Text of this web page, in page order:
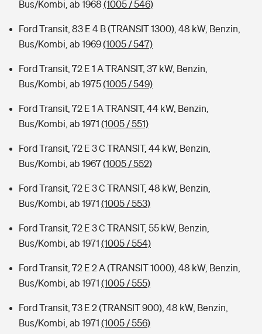
Bus/Kombi, ab 1968 (1005 / 546)
Ford Transit, 83 E 4 B (TRANSIT 1300), 48 kW, Benzin,
Bus/Kombi, ab 1969(1005 / 547)
Ford Transit, 72 E 1 A TRANSIT, 37 kW, Benzin,
Bus/Kombi, ab 1975(1005 / 549)
Ford Transit, 72 E 1 A TRANSIT, 44 kW, Benzin,
Bus/Kombi, ab 1971 (1005 / 551)
Ford Transit, 72 E 3 C TRANSIT, 44 kW, Benzin,
Bus/Kombi, ab 1967(1005 / 552)
Ford Transit, 72 E 3 C TRANSIT, 48 kW, Benzin,
Bus/Kombi, ab 1971 (1005 / 553)
Ford Transit, 72 E 3 C TRANSIT, 55 kW, Benzin,
Bus/Kombi, ab 1971 (1005 / 554)
Ford Transit, 72 E 2 A (TRANSIT 1000), 48 kW, Benzin,
Bus/Kombi, ab 1971 (1005 / 555)
Ford Transit, 73 E 2 (TRANSIT 900), 48 kW, Benzin,
Bus/Kombi, ab 1971 (1005 / 556)